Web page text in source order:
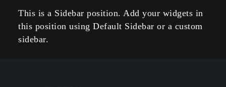
This is a Sidebar position. Add your widgets in
this position using Default Sidebar or a custom
sidebar.